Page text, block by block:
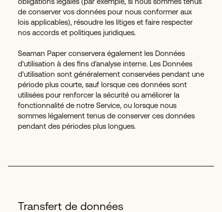
de conserver vos données pour nous conformer aux
lois applicables), résoudre les litiges et faire respecter
nos accords et politiques juridiques.
Seaman Paper conservera également les Données
d'utilisation à des fins d'analyse interne. Les Données
d'utilisation sont généralement conservées pendant une
période plus courte, sauf lorsque ces données sont
utilisées pour renforcer la sécurité ou améliorer la
fonctionnalité de notre Service, ou lorsque nous
sommes légalement tenus de conserver ces données
pendant des périodes plus longues.
Transfert de données